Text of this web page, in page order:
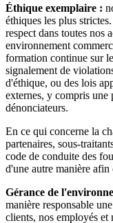
Éthique exemplaire :
éthiques les plus
respect dans toutes nos
environnement
formation continue sur
signalement de
d'éthique, ou des lois
externes, y compris une
dénonciateurs.
En ce qui concerne la
partenaires, sous-
code de conduite des
d'une autre manière
Gérance de
manière responsable
clients, nos employés et